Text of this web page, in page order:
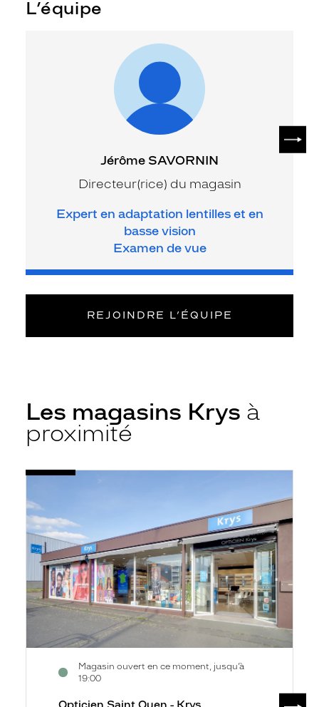
L’équipe
Jérôme SAVORNIN
Directeur(rice) du magasin
Expert en adaptation lentilles et en
basse vision
Examen de vue
REJOINDRE L’ÉQUIPE
Les magasins Krys à
proximité
Opticien
Ouen
-
Krys
Magasin ouvert en ce moment, jusqu’à
19:00
Voir
fiche